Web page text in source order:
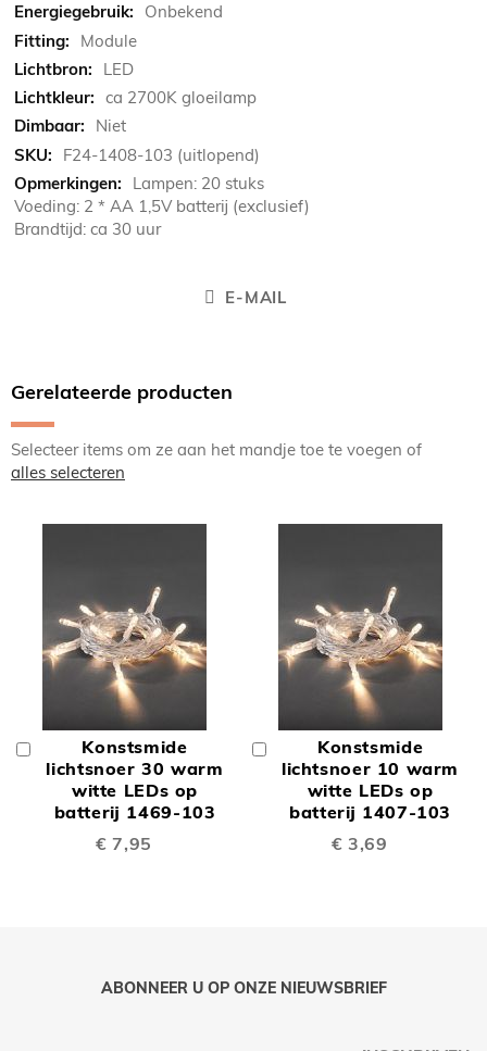
Onbekend
Module
LED
ca 2700K gloeilamp
Niet
F24-1408-103 (uitlopend)
Lampen: 20 stuks
Voeding: 2 * AA 1,5V batterij (exclusief)
Brandtijd: ca 30 uur
E-MAIL
Gerelateerde producten
Selecteer items om ze aan het mandje toe te voegen of
alles selecteren
Konstsmide
lichtsnoer 30 warm
witte LEDs op
batterij 1469-103
€ 7,95
Winkelwagen
Konstsmide
lichtsnoer 10 warm
witte LEDs op
batterij 1407-103
€ 3,69
Winkelwagen
ABONNEER U OP ONZE NIEUWSBRIEF